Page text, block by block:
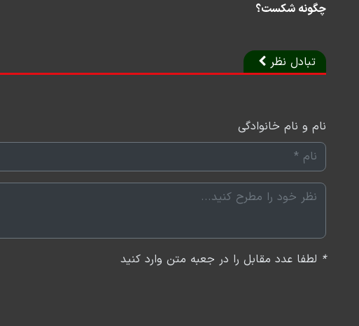
چگونه شکست؟
تبادل نظر
نام و نام خانوادگی
* لطفا عدد مقابل را در جعبه متن وارد کنید